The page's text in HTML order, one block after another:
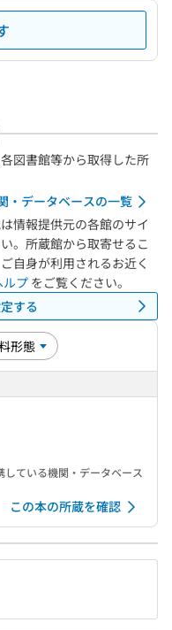
図書館等から取得した所
・データベースの一覧
情報提供元の各館のサイ
。所蔵館から取寄せるこ
自身が利用されるお近く
ルプをご覧ください。
する
ている機関・データベース
この本の所蔵を確認